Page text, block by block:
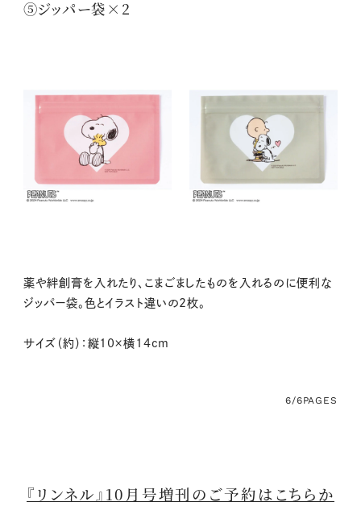
⑤ジッパー袋×2
薬や絆創膏を入れたり、こまごましたものを入れるのに便利な
ジッパー袋。色とイラスト違いの2枚。
サイズ（約）：縦10×横14cm
6/6PAGES
『リンネル』10月号増刊のご予約はこちらか